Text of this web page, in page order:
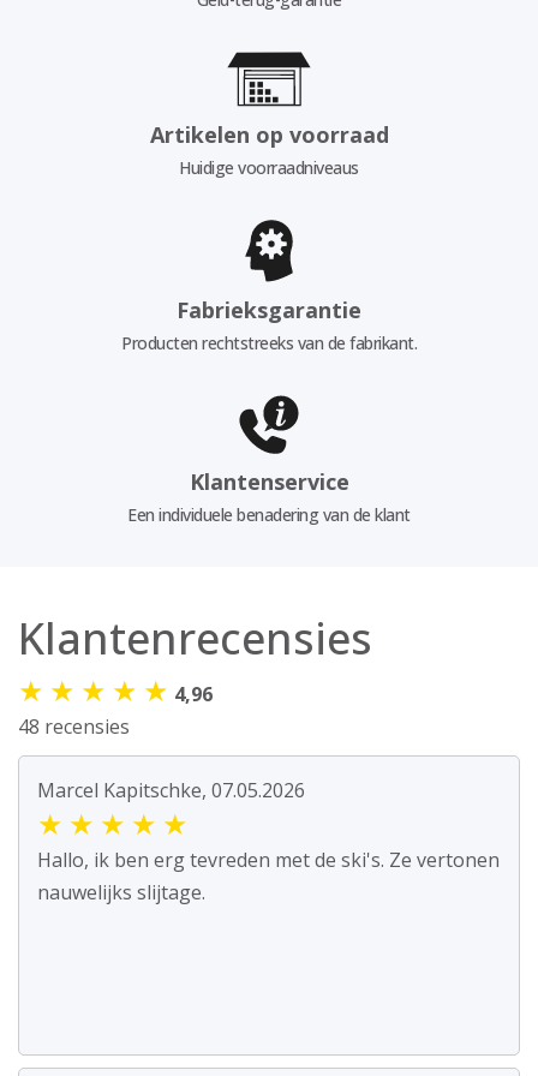
Artikelen op voorraad
Huidige voorraadniveaus
Fabrieksgarantie
Producten rechtstreeks van de fabrikant.
Klantenservice
Een individuele benadering van de klant
Klantenrecensies
★ ★ ★ ★ ★ 4,96
48 recensies
Marcel Kapitschke, 07.05.2026
★ ★ ★ ★ ★
Hallo, ik ben erg tevreden met de ski's. Ze vertonen
nauwelijks slijtage.